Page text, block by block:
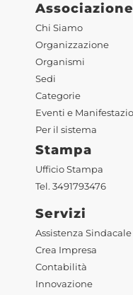
Associazione
Chi Siamo
Organizzazione
Organismi
Sedi
Categorie
Eventi e
Per il sistema
Stampa
Ufficio Stampa
Tel. 3491793476
Servizi
Assistenza Sindacale
Crea Impresa
Contabilità
Innovazione